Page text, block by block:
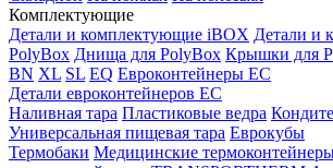
Комплектующие
Детали и комплектующие iBOX Детали и
PolyBox Днища для PolyBox Крышки для
BN XL SL EQ Евроконтейнеры EC
Детали евроконтейнеров EC
Наливная тара Пластиковые ведра
Универсальная пищевая тара Еврокубы
Термобаки Медицинские